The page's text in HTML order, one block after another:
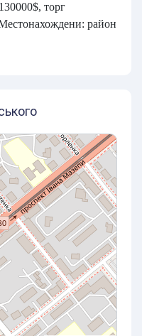
торг
район